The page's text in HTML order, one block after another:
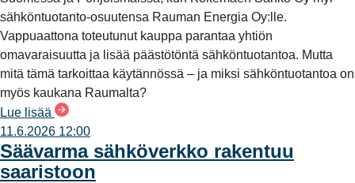
sähköntuotanto-osuutensa Rauman Energia Oy:lle.
Vappuaattona toteutunut kauppa parantaa yhtiön
omavaraisuutta ja lisää päästötöntä sähköntuotantoa. Mutta
mitä tämä tarkoittaa käytännössä – ja miksi sähköntuotantoa on
myös kaukana Raumalta?
Lue lisää
11.6.2026 12:00
Säävarma sähköverkko rakentuu
saaristoon